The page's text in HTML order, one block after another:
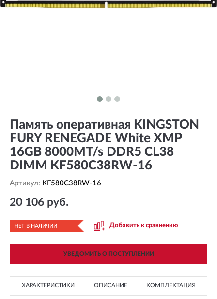
Память оперативная KINGSTON
FURY RENEGADE White XMP
16GB 8000MT/s DDR5 CL38
DIMM KF580C38RW-16
Артикул: KF580C38RW-16
20 106 руб.
НЕТ В НАЛИЧИИ Добавить к сравнению
УВЕДОМИТЬ О ПОСТУПЛЕНИИ
ХАРАКТЕРИСТИКИ ОПИСАНИЕ КОМПЛЕКТАЦИЯ